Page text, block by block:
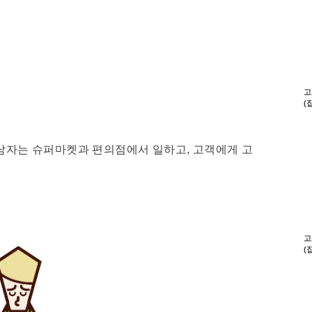
는 슈퍼마켓과 편의점에서 일하고, 고객에게 고
(
(